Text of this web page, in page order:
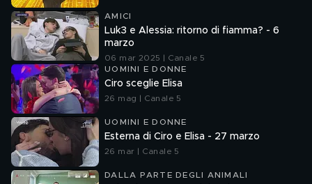
AMICI
Luk3 e Alessia: ritorno di fiamma? - 6
marzo
06 mar 2025 | Canale 5
UOMINI E DONNE
Ciro sceglie Elisa
26 mag | Canale 5
UOMINI E DONNE
Esterna di Ciro e Elisa - 27 marzo
26 mar | Canale 5
DALLA PARTE DEGLI ANIMALI